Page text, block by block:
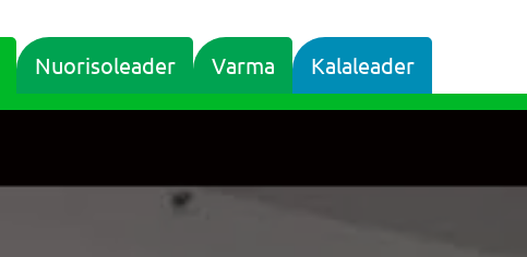
Nuorisoleader Varma Kalaleader